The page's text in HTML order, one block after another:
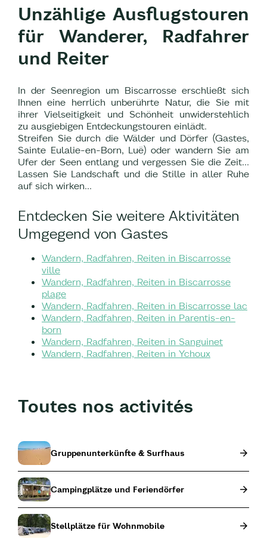
Unzählige Ausflugstouren
für Wanderer, Radfahrer
und Reiter
In der Seenregion um Biscarrosse erschließt sich
Ihnen eine herrlich unberührte Natur, die Sie mit
ihrer Vielseitigkeit und Schönheit unwiderstehlich
zu ausgiebigen Entdeckungstouren einlädt.
Streifen Sie durch die Wälder und Dörfer (Gastes,
Sainte Eulalie-en-Born, Luë) oder wandern Sie am
Ufer der Seen entlang und vergessen Sie die Zeit...
Lassen Sie Landschaft und die Stille in aller Ruhe
auf sich wirken...
Entdecken Sie weitere Aktivitäten
Umgegend von Gastes
Wandern, Radfahren, Reiten in Biscarrosse
ville
Wandern, Radfahren, Reiten in Biscarrosse
plage
Wandern, Radfahren, Reiten in Biscarrosse lac
Wandern, Radfahren, Reiten in Parentis-en-
born
Wandern, Radfahren, Reiten in Sanguinet
Wandern, Radfahren, Reiten in Ychoux
Toutes nos activités
Gruppenunterkünfte & Surfhaus
Campingplätze und Feriendörfer
Stellplätze für Wohnmobile